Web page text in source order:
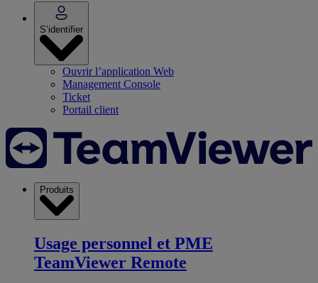
S’identifier
Ouvrir l’application Web
Management Console
Ticket
Portail client
Produits
Usage personnel et PME
TeamViewer Remote